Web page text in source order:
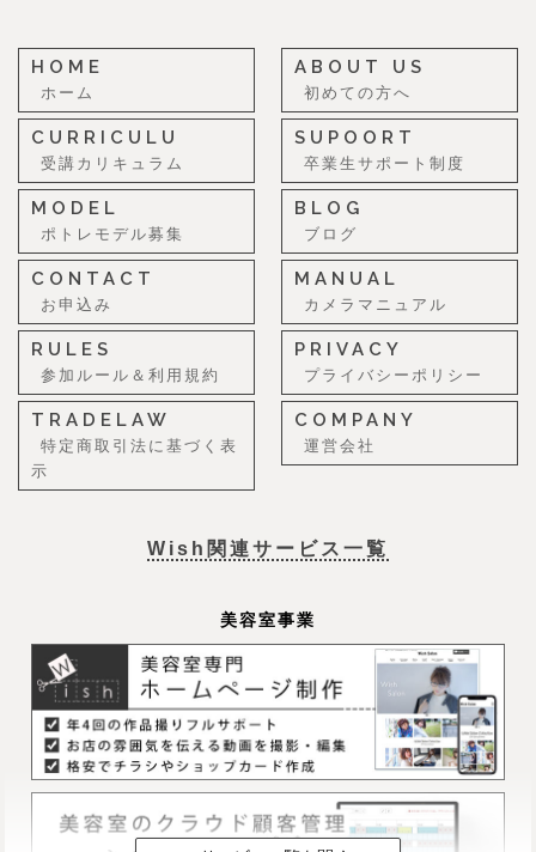
HOME
ホーム
ABOUT US
初めての方へ
CURRICULU
受講カリキュラム
SUPOORT
卒業生サポート制度
MODEL
ポトレモデル募集
BLOG
ブログ
CONTACT
お申込み
MANUAL
カメラマニュアル
RULES
参加ルール＆利用規約
PRIVACY
プライバシーポリシー
TRADELAW
特定商取引法に基づく表
示
COMPANY
運営会社
Wish関連サービス一覧
美容室事業